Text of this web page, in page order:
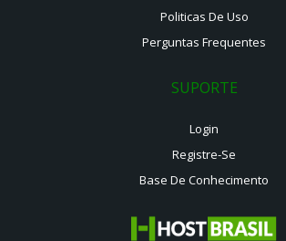
Politicas De Uso
Perguntas Frequentes
SUPORTE
Login
Registre-Se
Base De Conhecimento